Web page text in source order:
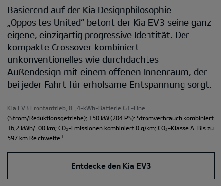
Basierend auf der Kia Designphilosophie
„Opposites United“ betont der Kia EV3 seine ganz
eigene, einzigartig progressive Identität. Der
kompakte Crossover kombiniert
unkonventionelles wie durchdachtes
Außendesign mit einem offenen Innenraum, der
bei jeder Fahrt für erholsame Entspannung sorgt.
Kia EV3 Frontantrieb, 81,4-kWh-Batterie GT-Line
(Strom/Reduktionsgetriebe); 150 kW (204 PS): Stromverbrauch kombiniert
16,2 kWh/100 km; CO₂-Emissionen kombiniert 0 g/km; CO₂-Klasse A. Bis zu
597 km Reichweite. ¹
Entdecke den Kia EV3